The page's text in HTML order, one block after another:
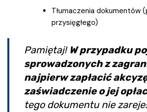
Tłumaczenia dokumentów
przysięgłego)
Pamiętaj! W przypadku
sprowadzonych z
najpierw zapłacić
zaświadczenie o jej
tego dokumentu nie